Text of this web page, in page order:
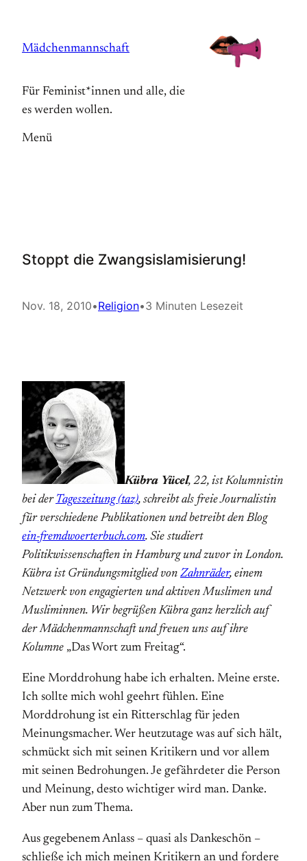
springen
Mädchenmannschaft
Für Feminist*innen und alle, die
es werden wollen.
Menü
Stoppt die Zwangsislamisierung!
Nov. 18, 2010•Religion•3 Minuten Lesezeit
Kübra Yücel, 22, ist Kolumnistin
bei der Tageszeitung (taz), schreibt als freie Journalistin
für verschiedene Publikationen und betreibt den Blog
ein-fremdwoerterbuch.com. Sie studiert
Politikwissenschaften in Hamburg und zuvor in London.
Kübra ist Gründungsmitglied von Zahnräder, einem
Netzwerk von engagierten und aktiven Muslimen und
Musliminnen. Wir begrüßen Kübra ganz herzlich auf
der Mädchenmannschaft und freuen uns auf ihre
Kolumne „Das Wort zum Freitag“.
Eine Morddrohung habe ich erhalten. Meine erste.
Ich sollte mich wohl geehrt fühlen. Eine
Morddrohung ist ein Ritterschlag für jeden
Meinungsmacher. Wer heutzutage was auf sich hält,
schmückt sich mit seinen Kritikern und vor allem
mit seinen Bedrohungen. Je gefährdeter die Person
und Meinung, desto wichtiger wird man. Danke.
Aber nun zum Thema.
Aus gegebenem Anlass – quasi als Dankeschön –
schließe ich mich meinen Kritikern an und fordere